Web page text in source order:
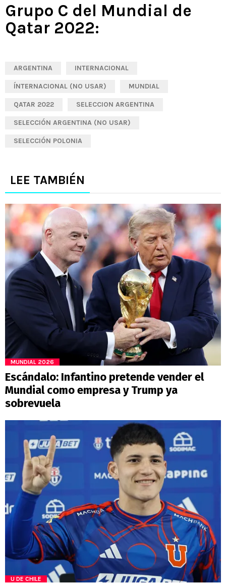
Grupo C del Mundial de
Qatar 2022:
ARGENTINA INTERNACIONAL
ÍNTERNACIONAL (NO USAR) MUNDIAL
QATAR 2022 SELECCION ARGENTINA
SELECCIÓN ARGENTINA (NO USAR)
SELECCIÓN POLONIA
LEE TAMBIÉN
MUNDIAL 2026
Escándalo: Infantino pretende vender el
Mundial como empresa y Trump ya
sobrevuela
U DE CHILE